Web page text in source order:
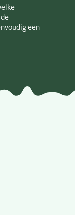
een